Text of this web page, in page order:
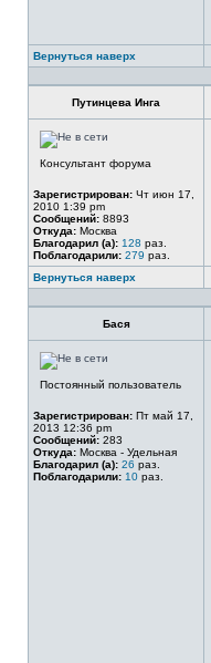
Вернуться наверх
Путинцева Инга
Консультант форума
Зарегистрирован: Чт июн 17,
2010 1:39 pm
Сообщений: 8893
Откуда: Москва
Благодарил (а): 128 раз.
Поблагодарили: 279 раз.
Вернуться наверх
Бася
Постоянный пользователь
Зарегистрирован: Пт май 17,
2013 12:36 pm
Сообщений: 283
Откуда: Москва - Удельная
Благодарил (а): 26 раз.
Поблагодарили: 10 раз.